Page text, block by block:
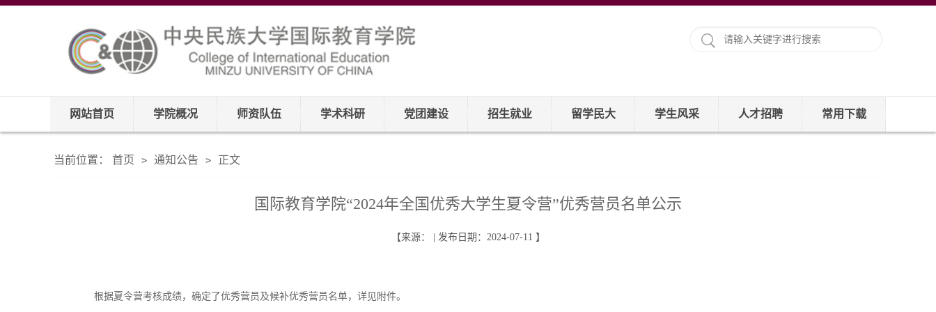
网站首页 学院概况 师资队伍 学术科研 党团建设 招生就业 留学民大 学生风采 人才招聘 常用下载
当前位置： 首页 > 通知公告 > 正文
国际教育学院“2024年全国优秀大学生夏令营”优秀营员名单公示
【来源： | 发布日期：2024-07-11 】
根据夏令营考核成绩，确定了优秀营员及候补优秀营员名单，详见附件。